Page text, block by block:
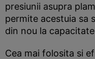
presiunii asupra
permite acestuia sa
din nou la
Cea mai folosita si